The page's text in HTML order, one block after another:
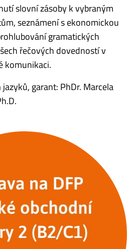
slovní zásoby k vybraným
seznámení s ekonomickou
gramatických
řečových dovedností v
komunikaci.
garant: PhDr. Marcela